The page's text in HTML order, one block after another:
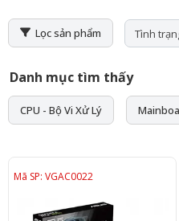
Lọc sản phẩm Tình
Danh mục tìm thấy
CPU - Bộ Vi Xử Lý
Mã SP: VGAC0022